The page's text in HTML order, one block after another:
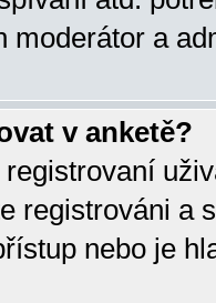
moderátor a
v anketě?
registrováni a
nebo je